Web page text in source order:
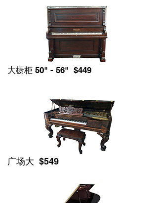
大橱柜 50" - 56" $449
广场大 $549